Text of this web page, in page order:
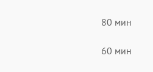
80 мин
60 мин